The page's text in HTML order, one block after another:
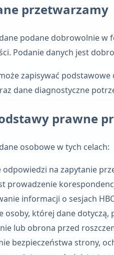
przetwarzamy
podane dobrowolnie w
Podanie danych jest
zapisywać
dane diagnostyczne
prawne
osobowe w tych celach:
odpowiedzi na zapytanie
prowadzenie
informacji o sesjach
osoby, której dane
lub obrona przed
bezpieczeństwa strony,